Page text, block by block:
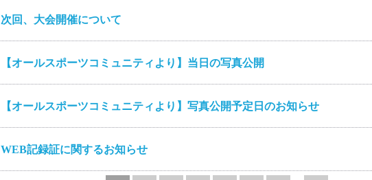
次回、大会開催について
【オールスポーツコミュニティより】当日の写真公開
【オールスポーツコミュニティより】写真公開予定日のお知らせ
WEB記録証に関するお知らせ